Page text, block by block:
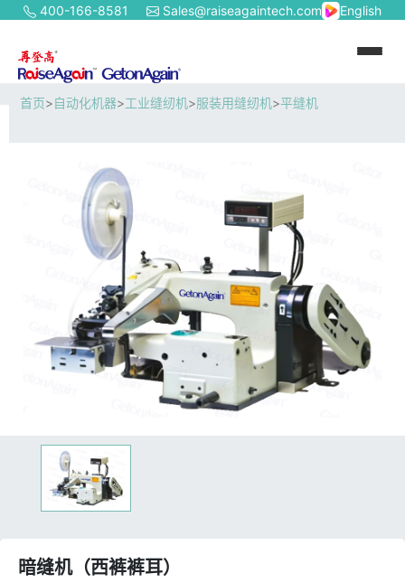
400-166-8581 Sales@raiseagaintech.com English
首页>自动化机器>工业缝纫机>服装用缝纫机>平缝机
暗缝机（西裤裤耳）